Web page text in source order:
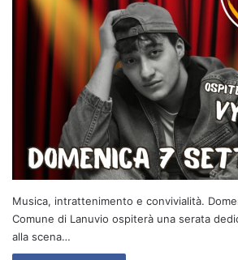
Musica, intrattenimento e convivialità.
Comune di Lanuvio ospiterà una serata
alla scena…